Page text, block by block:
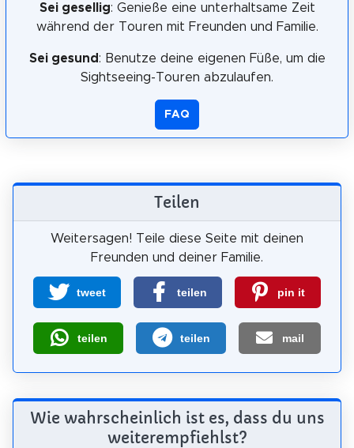
Sei gesellig: Genieße eine unterhaltsame Zeit
während der Touren mit Freunden und Familie.
Sei gesund : Benutze deine eigenen Füße, um die
Sightseeing-Touren abzulaufen.
FAQ
Teilen
Weitersagen! Teile diese Seite mit deinen
Freunden und deiner Familie.
tweet teilen pin it
teilen teilen mail
Wie wahrscheinlich ist es, dass du uns
weiterempfiehlst?